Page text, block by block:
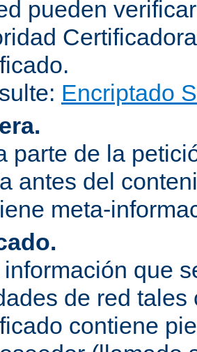
pueden
Encriptado
parte de la
antes del
meta-
información que
de red
contiene